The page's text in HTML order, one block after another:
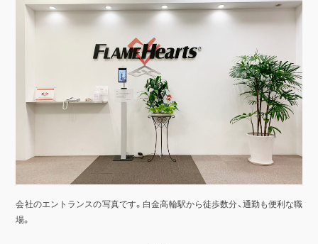
会社のエントランスの写真です。白金高輪駅から徒歩数分、通勤も便利な職
場。